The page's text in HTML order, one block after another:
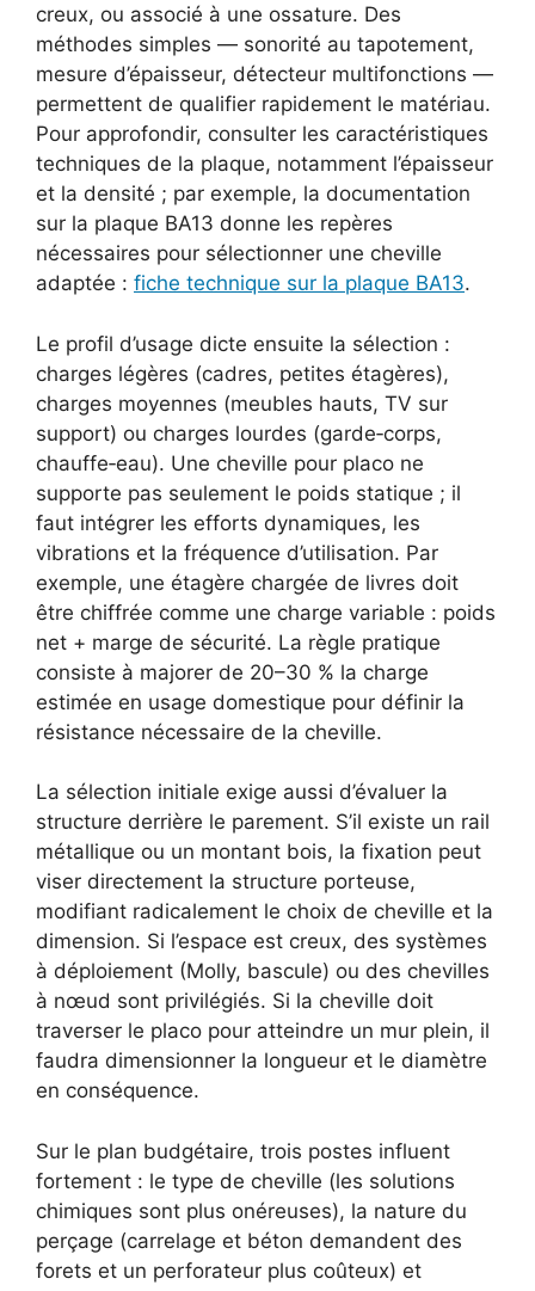
creux, ou associé à une ossature. Des
méthodes simples — sonorité au tapotement,
mesure d’épaisseur, détecteur multifonctions —
permettent de qualifier rapidement le matériau.
Pour approfondir, consulter les caractéristiques
techniques de la plaque, notamment l’épaisseur
et la densité ; par exemple, la documentation
sur la plaque BA13 donne les repères
nécessaires pour sélectionner une cheville
adaptée : fiche technique sur la plaque BA13.
Le profil d’usage dicte ensuite la sélection :
charges légères (cadres, petites étagères),
charges moyennes (meubles hauts, TV sur
support) ou charges lourdes (garde‑corps,
chauffe‑eau). Une cheville pour placo ne
supporte pas seulement le poids statique ; il
faut intégrer les efforts dynamiques, les
vibrations et la fréquence d’utilisation. Par
exemple, une étagère chargée de livres doit
être chiffrée comme une charge variable : poids
net + marge de sécurité. La règle pratique
consiste à majorer de 20–30 % la charge
estimée en usage domestique pour définir la
résistance nécessaire de la cheville.
La sélection initiale exige aussi d’évaluer la
structure derrière le parement. S’il existe un rail
métallique ou un montant bois, la fixation peut
viser directement la structure porteuse,
modifiant radicalement le choix de cheville et la
dimension. Si l’espace est creux, des systèmes
à déploiement (Molly, bascule) ou des chevilles
à nœud sont privilégiés. Si la cheville doit
traverser le placo pour atteindre un mur plein, il
faudra dimensionner la longueur et le diamètre
en conséquence.
Sur le plan budgétaire, trois postes influent
fortement : le type de cheville (les solutions
chimiques sont plus onéreuses), la nature du
perçage (carrelage et béton demandent des
forets et un perforateur plus coûteux) et